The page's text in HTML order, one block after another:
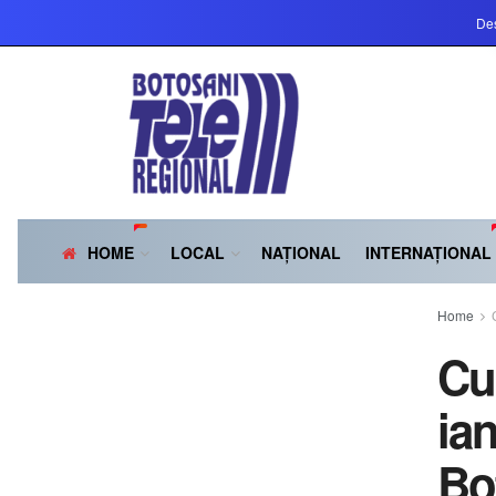
HOME LOCAL NAȚIONAL INTERNAȚIONAL
Home